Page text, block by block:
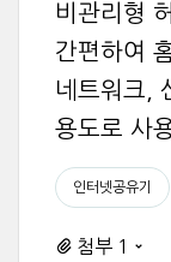
비관리형
간편하여
네트워크,
용도로 사
인터넷공유기
첨부 1